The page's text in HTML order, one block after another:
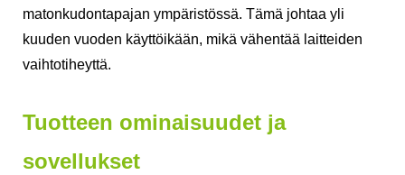
matonkudontapajan ympäristössä. Tämä johtaa yli
kuuden vuoden käyttöikään, mikä vähentää laitteiden
vaihtotiheyttä.
Tuotteen ominaisuudet ja
sovellukset